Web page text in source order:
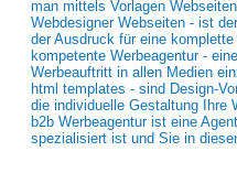
man mittels Vorlagen
Webdesigner Webseiten - ist
der Ausdruck für eine
kompetente Werbeagentur -
Werbeauftritt in allen Medien
html templates - sind Design-
die individuelle Gestaltung Ihre
b2b Werbeagentur ist eine
spezialisiert ist und Sie in